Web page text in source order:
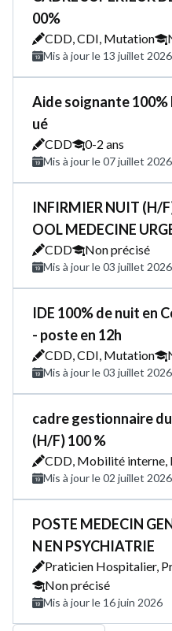
00%
CDD, CDI, Mutation
Mis à jour le 13 juillet 2026
Aide soignante 100%
ué
CDD 0-2 ans
Mis à jour le 07 juillet 2026
INFIRMIER NUIT (H/
OOL MEDECINE
CDD Non précisé
Mis à jour le 03 juillet 2026
IDE 100% de nuit en
- poste en 12h
CDD, CDI, Mutation
Mis à jour le 03 juillet 2026
cadre gestionnaire
(H/F) 100 %
CDD, Mobilité
Mis à jour le 02 juillet 2026
POSTE MEDECIN
N EN PSYCHIATRIE
Praticien Hospitalier,
Non précisé
Mis à jour le 16 juin 2026